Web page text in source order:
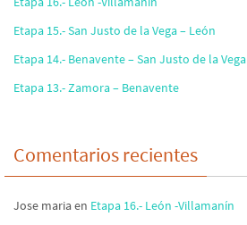
Etapa 15.- San Justo de la Vega – León
Etapa 14.- Benavente – San Justo de la Vega
Etapa 13.- Zamora – Benavente
Comentarios recientes
Jose mariaen Etapa 16.- León -Villamanín